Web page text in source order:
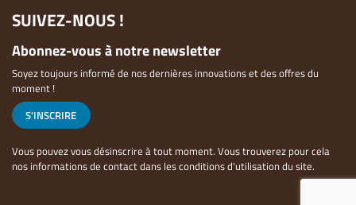
SUIVEZ-NOUS !
Abonnez-vous à notre newsletter
Soyez toujours informé de nos dernières innovations et des offres du
moment !
S'INSCRIRE
Vous pouvez vous désinscrire à tout moment. Vous trouverez pour cela
nos informations de contact dans les conditions d'utilisation du site.